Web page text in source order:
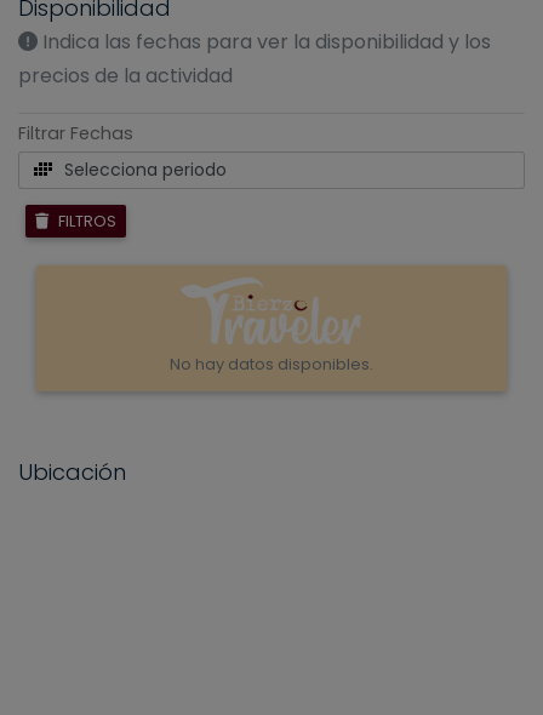
Disponibilidad
Indica las fechas para ver la disponibilidad y los
precios de la actividad
Filtrar Fechas
Selecciona periodo
FILTROS
No hay datos disponibles.
Ubicación